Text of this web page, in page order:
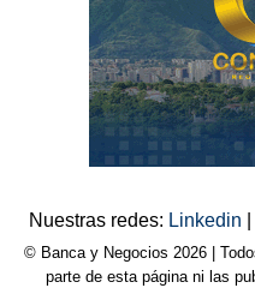
Nuestras redes: Linkedin
© Banca y Negocios 2026 |
parte de esta página ni las